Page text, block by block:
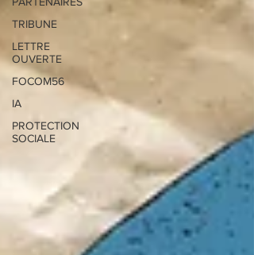
TRIBUNE
LETTRE
OUVERTE
FOCOM56
IA
PROTECTION
SOCIALE